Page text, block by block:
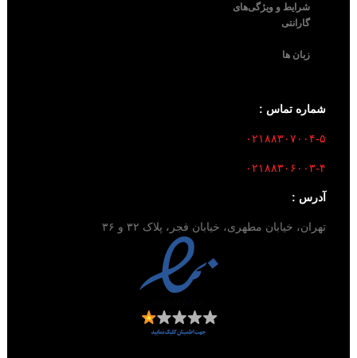
شرایط و ویژگی‌های
گارانتی
زبان ها
شماره تماس :
۰۲۱۸۸۳۰۷۰۰۴-۵
۰۲۱۸۸۳۰۶۰۰۳-۴
آدرس :
تهران، خیابان مطهری، خیابان فجر، پلاک ۳۲ و ۳۶